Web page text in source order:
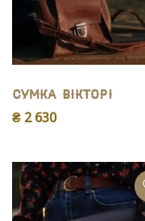
Сумка Вікторі
₴ 2 630